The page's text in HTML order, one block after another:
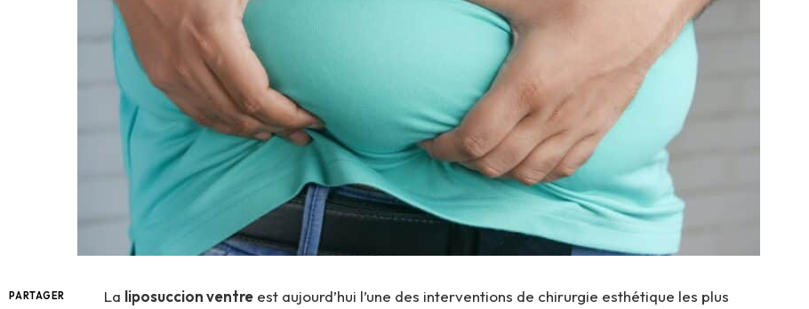
PARTAGER La liposuccion ventre est aujourd’hui l’une des interventions de chirurgie esthétique les plus